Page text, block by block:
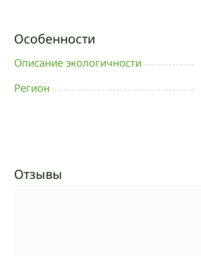
Особенности
Описание экологичности
Регион
Отзывы